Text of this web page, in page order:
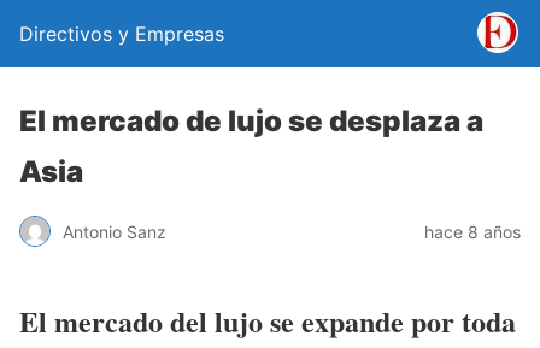
Directivos y Empresas
El mercado de lujo se desplaza a
Asia
Antonio Sanz hace 8 años
El mercado del lujo se expande por toda